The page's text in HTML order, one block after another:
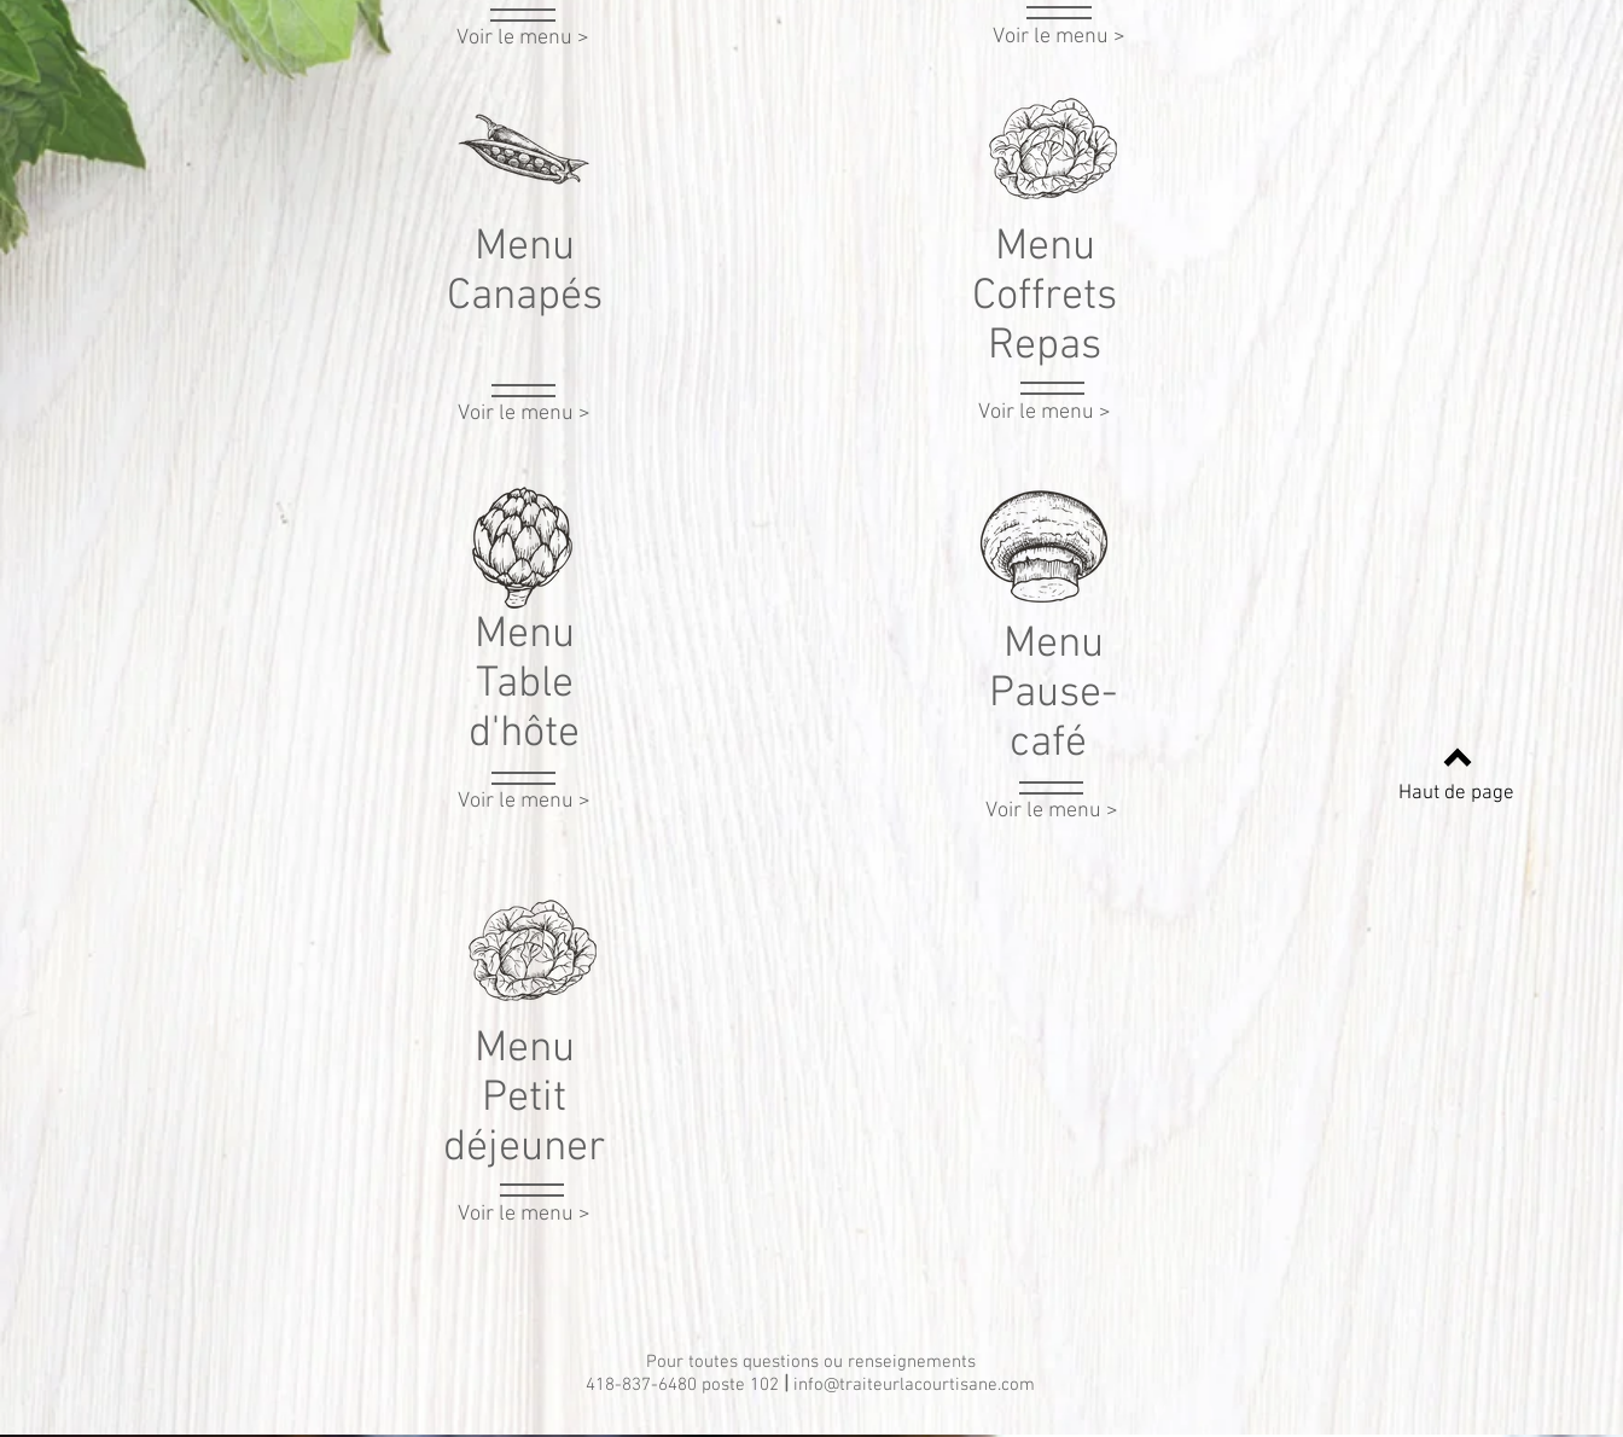
Voir le menu >
Menu
Canapés
Voir le menu >
Menu
Table
d'hôte
Voir le menu >
Menu
Petit
déjeuner
Voir le menu >
Voir le menu >
Menu
Coffrets
Repas
Voir le menu >
Menu
Pause-
café
Voir le menu >
Haut de page
Pour toutes questions ou renseignements
418-837-6480 poste 102 | info@traiteurlacourtisane.com